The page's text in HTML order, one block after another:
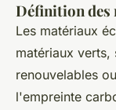
Définition des
Les matériaux
matériaux
renouvelables
l'empreinte